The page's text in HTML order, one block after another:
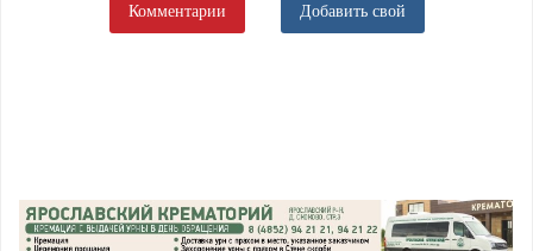
Комментарии Добавить свой